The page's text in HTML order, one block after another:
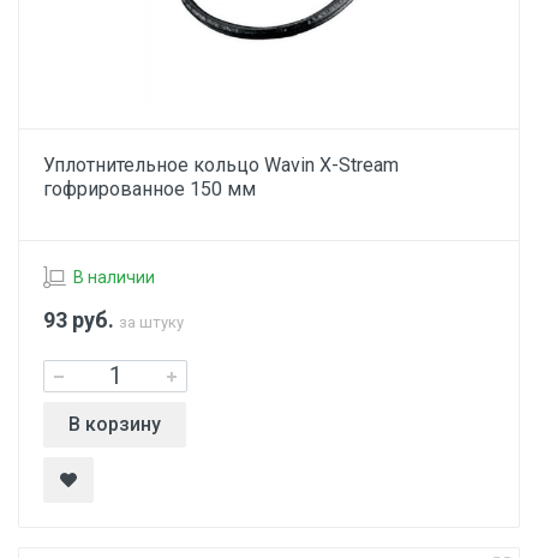
Уплотнительное кольцо Wavin X-Stream
гофрированное 150 мм
В наличии
93 руб. за штуку
В корзину